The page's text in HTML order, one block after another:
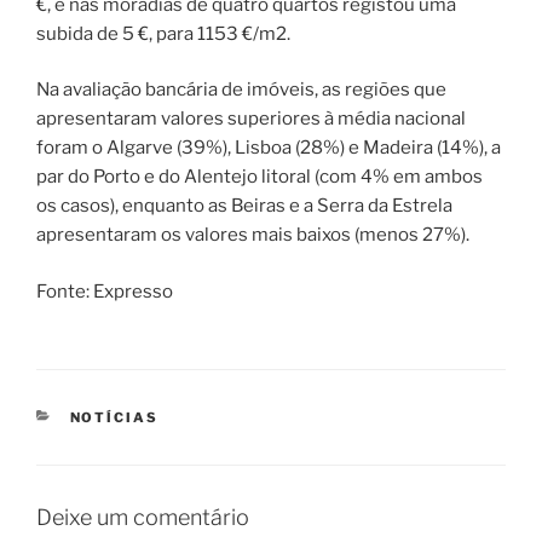
subida de 5 €, para 1153 €/m2.
Na avaliação bancária de imóveis, as regiões que
apresentaram valores superiores à média nacional
foram o Algarve (39%), Lisboa (28%) e Madeira (14%), a
par do Porto e do Alentejo litoral (com 4% em ambos
os casos), enquanto as Beiras e a Serra da Estrela
apresentaram os valores mais baixos (menos 27%).
Fonte: Expresso
CATEGORIAS
NOTÍCIAS
Deixe um comentário